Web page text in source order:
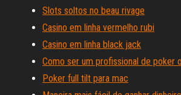
Slots soltos no beau rivage
Casino em linha vermelho rubi
Casino em linha black jack
Como ser um profissional de poker
Poker full tilt para mac